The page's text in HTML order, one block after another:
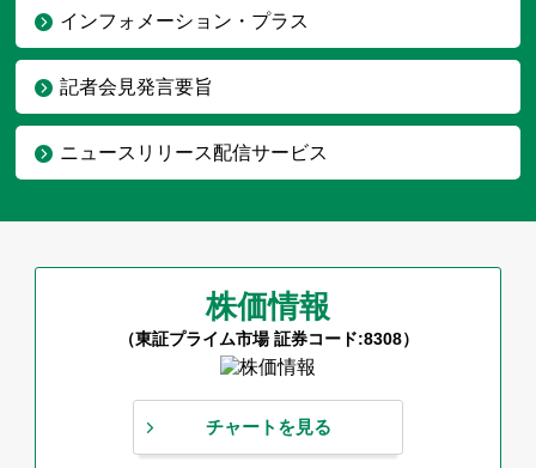
インフォメーション・プラス
記者会見発言要旨
ニュースリリース配信サービス
株価情報
（東証プライム市場 証券コード:8308）
チャートを見る